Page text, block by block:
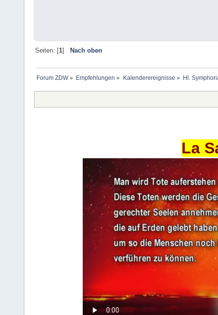
Seiten: [1] Nach oben
Forum ZDW» Empfehlungen » Kalenderereignisse » Hl.
La